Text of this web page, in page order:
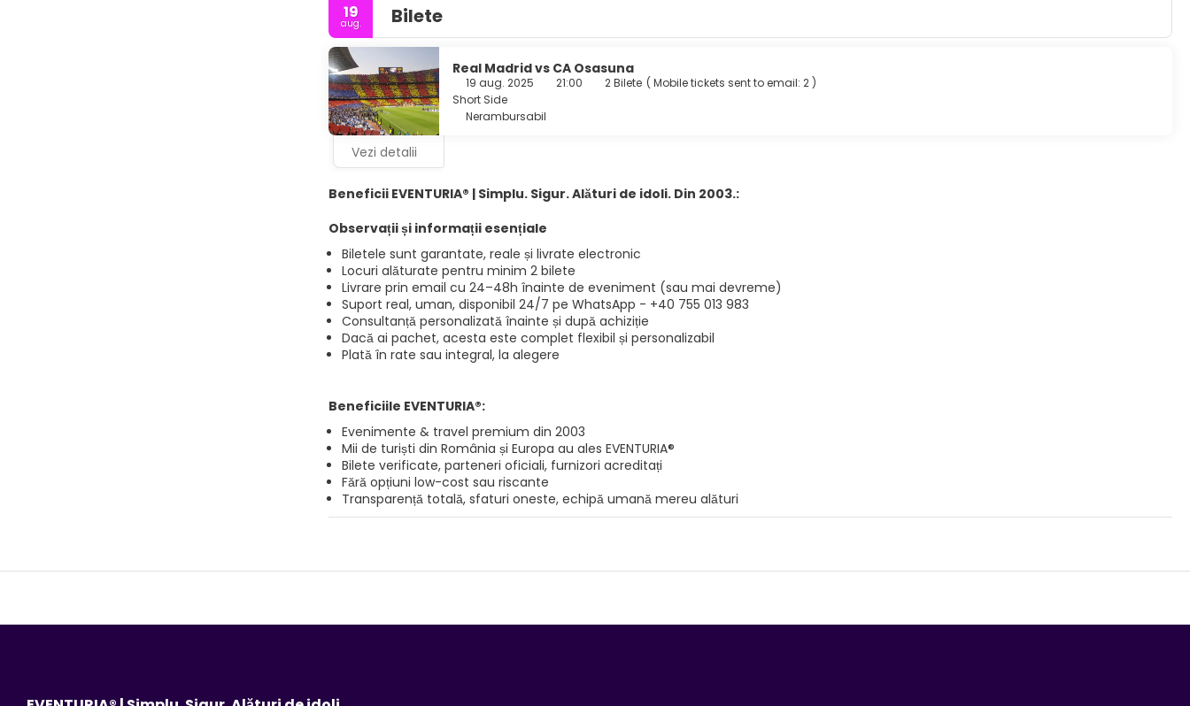
19
aug. Bilete
Real Madrid vs CA Osasuna
19 aug. 2025 21:00 2 Bilete ( Mobile tickets sent to email: 2 )
Short Side
Nerambursabil
Vezi detalii
Beneficii EVENTURIA® | Simplu. Sigur. Alături de idoli. Din 2003.:
Observații și informații esențiale
Biletele sunt garantate, reale și livrate electronic
Locuri alăturate pentru minim 2 bilete
Livrare prin email cu 24–48h înainte de eveniment (sau mai devreme)
Suport real, uman, disponibil 24/7 pe WhatsApp - +40 755 013 983
Consultanță personalizată înainte și după achiziție
Dacă ai pachet, acesta este complet flexibil și personalizabil
Plată în rate sau integral, la alegere
Beneficiile EVENTURIA®:
Evenimente & travel premium din 2003
Mii de turiști din România și Europa au ales EVENTURIA®
Bilete verificate, parteneri oficiali, furnizori acreditați
Fără opțiuni low-cost sau riscante
Transparență totală, sfaturi oneste, echipă umană mereu alături